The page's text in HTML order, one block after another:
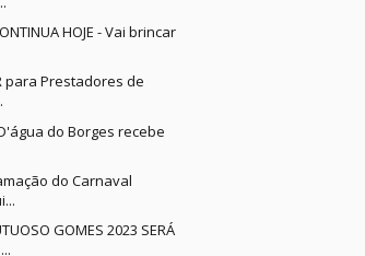
HOJE - Vai brincar
para Prestadores de
do Borges recebe
do Carnaval
GOMES 2023 SERÁ